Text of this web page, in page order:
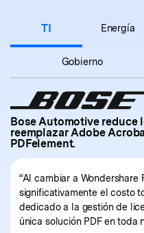
TI Energía
Gobierno
Bose Automotive reduce
reemplazar Adobe
PDFelement.
“Al cambiar a Wondershare
significativamente el costo
dedicado a la gestión de
única solución PDF en toda